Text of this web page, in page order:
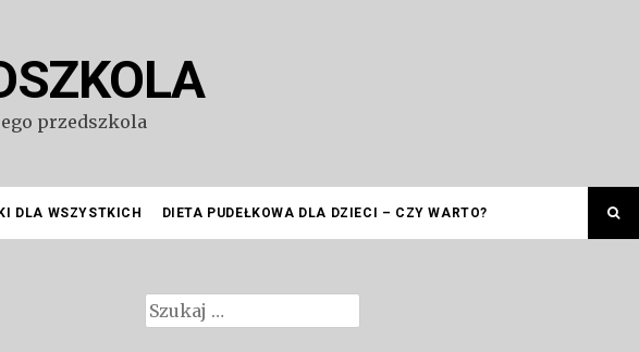
przedszkola
DLA WSZYSTKICH DIETA PUDEŁKOWA DLA DZIECI – CZY WARTO?
Szukaj: